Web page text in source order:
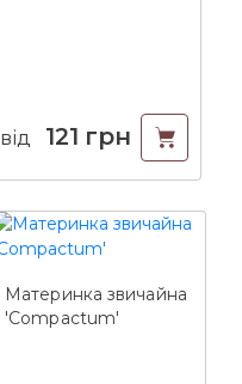
від 121 грн
Материнка звичайна
'Compactum'